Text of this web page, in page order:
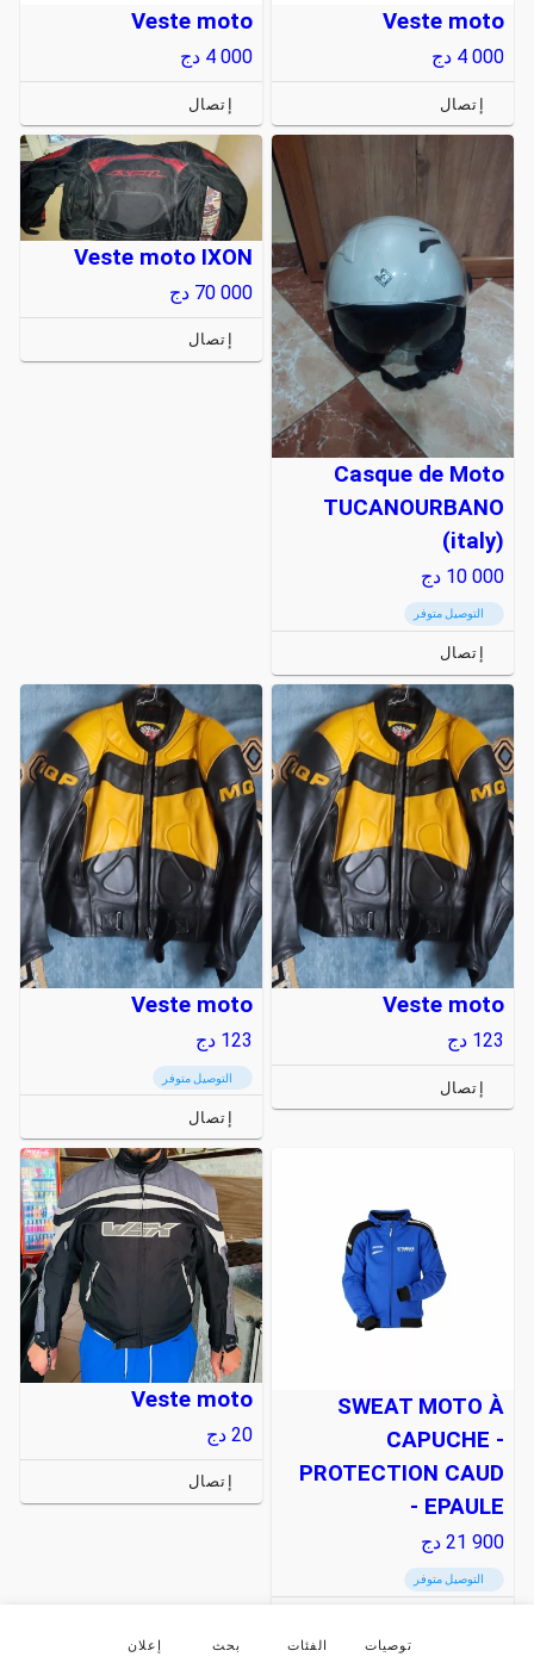
Veste moto
4 000 دج
إتصال
Veste moto
4 000 دج
إتصال
Casque de Moto
TUCANOURBANO
(italy)
10 000 دج
التوصيل متوفر
إتصال
Veste moto IXON
70 000 دج
إتصال
Veste moto
123 دج
إتصال
Veste moto
123 دج
التوصيل متوفر
إتصال
SWEAT MOTO À
CAPUCHE -
PROTECTION CAUD
EPAULE -
21 900 دج
التوصيل متوفر
Veste moto
20 دج
إتصال
توصيات الفئات بحث إعلان